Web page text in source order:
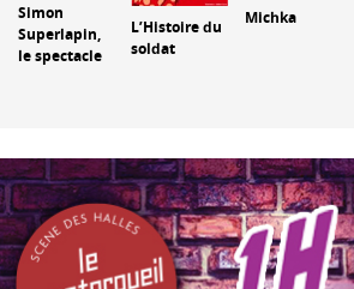
Simon
Superlapin,
le spectacle
L’Histoire du
soldat
Michka